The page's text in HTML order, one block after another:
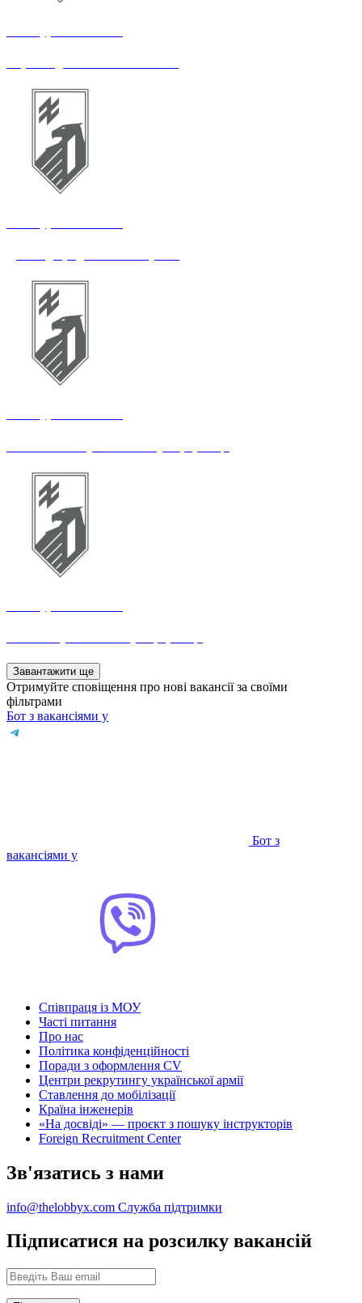
Завантажити ще
Отримуйте сповіщення про нові вакансії за своїми
фільтрами
Бот з вакансіями у
Бот з
вакансіями у
Співпраця із МОУ
Часті питання
Про нас
Політика конфіденційності
Поради з оформлення CV
Центри рекрутингу української армії
Ставлення до мобілізації
Країна інженерів
«На досвіді» — проєкт з пошуку інструкторів
Foreign Recruitment Center
Зв'язатись з нами
info@thelobbyx.com Служба підтримки
Підписатися на розсилку вакансій